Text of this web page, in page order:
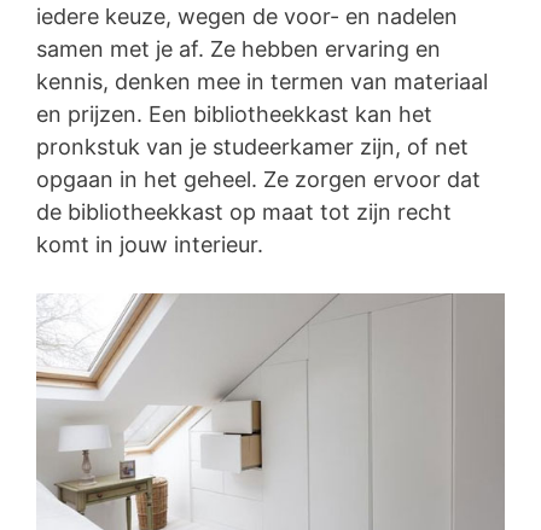
iedere keuze, wegen de voor- en nadelen
samen met je af. Ze hebben ervaring en
kennis, denken mee in termen van materiaal
en prijzen. Een bibliotheekkast kan het
pronkstuk van je studeerkamer zijn, of net
opgaan in het geheel. Ze zorgen ervoor dat
de bibliotheekkast op maat tot zijn recht
komt in jouw interieur.